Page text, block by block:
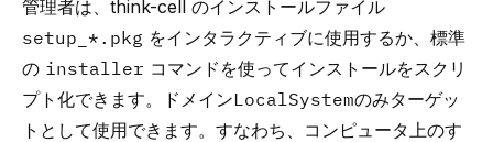
管理者は、think-cell のインストールファイル
setup_*.pkg をインタラクティブに使用するか、標準
の installer コマンドを使ってインストールをスクリ
プト化できます。ドメインLocalSystemのみターゲッ
トとして使用できます。すなわち、コンピュータ上のす